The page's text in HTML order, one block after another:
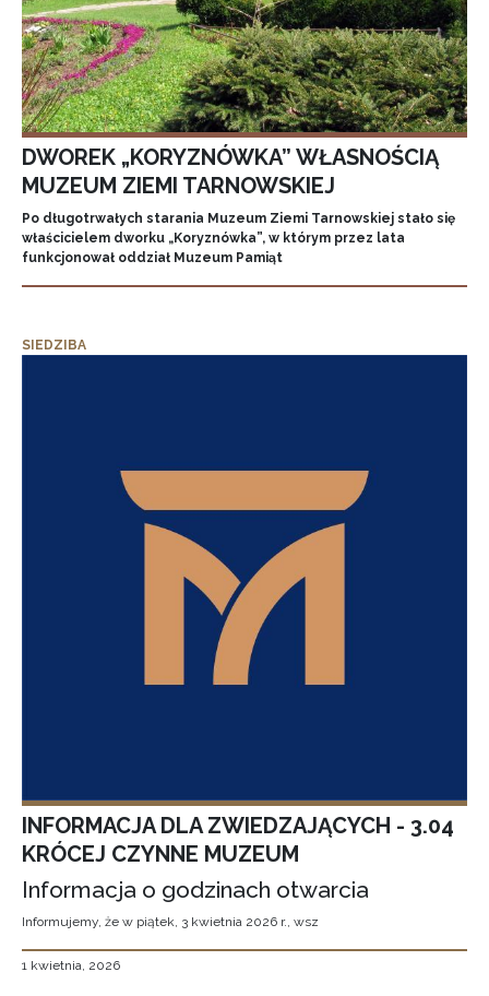
DWOREK „KORYZNÓWKA” WŁASNOŚCIĄ
MUZEUM ZIEMI TARNOWSKIEJ
Po długotrwałych starania Muzeum Ziemi Tarnowskiej stało się
właścicielem dworku „Koryznówka”, w którym przez lata
funkcjonował oddział Muzeum Pamiąt
SIEDZIBA
INFORMACJA DLA ZWIEDZAJĄCYCH - 3.04
KRÓCEJ CZYNNE MUZEUM
Informacja o godzinach otwarcia
Informujemy, że w piątek, 3 kwietnia 2026 r., wsz
1 kwietnia, 2026